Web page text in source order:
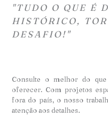
Consulte o melhor do
oferecer. Com projetos
fora do país, o nosso
atenção aos detalhes.
"TUDO O QUE É
HISTÓRICO,
DESAFIO!"